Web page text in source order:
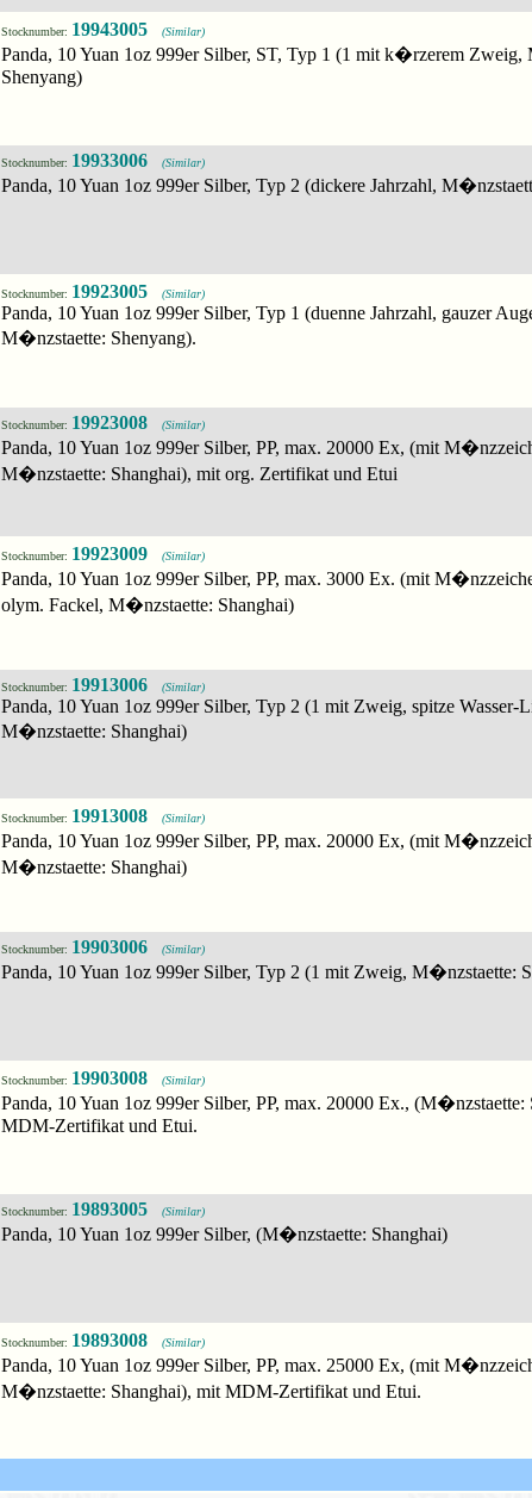
Stocknumber: 19943005 (Similar)
Panda, 10 Yuan 1oz 999er Silber, ST, Typ 1 (1 mit k�rzerem Zweig,
Shenyang)
Stocknumber: 19933006 (Similar)
Panda, 10 Yuan 1oz 999er Silber, Typ 2 (dickere Jahrzahl,
Stocknumber: 19923005 (Similar)
Panda, 10 Yuan 1oz 999er Silber, Typ 1 (duenne Jahrzahl, gauzer
M�nzstaette: Shenyang).
Stocknumber: 19923008 (Similar)
Panda, 10 Yuan 1oz 999er Silber, PP, max. 20000 Ex, (mit
M�nzstaette: Shanghai), mit org. Zertifikat und Etui
Stocknumber: 19923009 (Similar)
Panda, 10 Yuan 1oz 999er Silber, PP, max. 3000 Ex. (mit
olym. Fackel, M�nzstaette: Shanghai)
Stocknumber: 19913006 (Similar)
Panda, 10 Yuan 1oz 999er Silber, Typ 2 (1 mit Zweig, spitze Wasser-
M�nzstaette: Shanghai)
Stocknumber: 19913008 (Similar)
Panda, 10 Yuan 1oz 999er Silber, PP, max. 20000 Ex, (mit
M�nzstaette: Shanghai)
Stocknumber: 19903006 (Similar)
Panda, 10 Yuan 1oz 999er Silber, Typ 2 (1 mit Zweig, M�nzstaette:
Stocknumber: 19903008 (Similar)
Panda, 10 Yuan 1oz 999er Silber, PP, max. 20000 Ex., (M�nzstaette:
MDM-Zertifikat und Etui.
Stocknumber: 19893005 (Similar)
Panda, 10 Yuan 1oz 999er Silber, (M�nzstaette: Shanghai)
Stocknumber: 19893008 (Similar)
Panda, 10 Yuan 1oz 999er Silber, PP, max. 25000 Ex, (mit
M�nzstaette: Shanghai), mit MDM-Zertifikat und Etui.